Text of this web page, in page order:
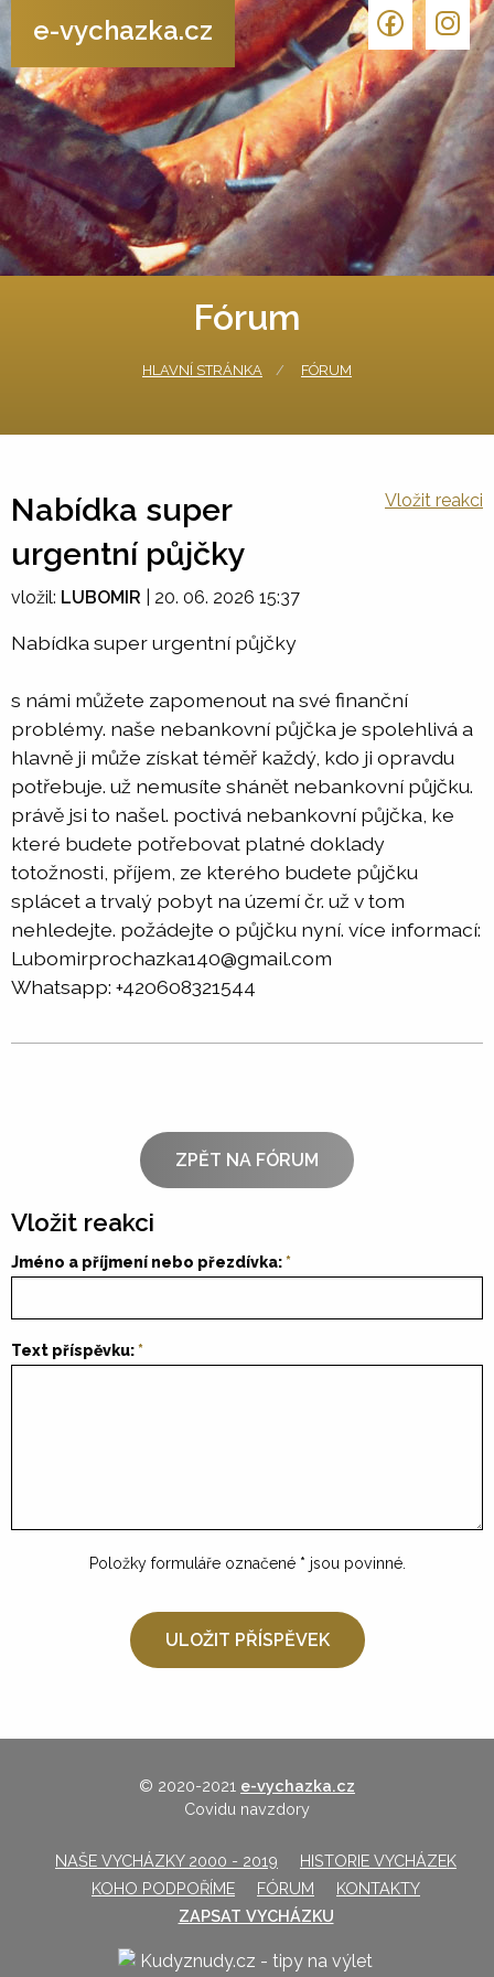
e-vychazka.cz
Fórum
HLAVNÍ STRÁNKA FÓRUM
Nabídka super
urgentní půjčky
Vložit reakci
vložil: LUBOMIR 20. 06. 2026 15:37
Nabídka super urgentní půjčky
s námi můžete zapomenout na své finanční
problémy. naše nebankovní půjčka je spolehlivá a
hlavně ji může získat téměř každý, kdo ji opravdu
potřebuje. už nemusíte shánět nebankovní půjčku.
právě jsi to našel. poctivá nebankovní půjčka, ke
které budete potřebovat platné doklady
totožnosti, příjem, ze kterého budete půjčku
splácet a trvalý pobyt na území čr. už v tom
nehledejte. požádejte o půjčku nyní. více informací:
Lubomirprochazka140@gmail.com
Whatsapp: +420608321544
ZPĚT NA FÓRUM
Vložit reakci
Jméno a příjmení nebo přezdívka:
Text příspěvku:
Položky formuláře označené * jsou povinné.
© 2020-2021 e-vychazka.cz
Covidu navzdory
NAŠE VYCHÁZKY 2000 - 2019
HISTORIE VYCHÁZEK
KOHO PODPOŘÍME
FÓRUM
KONTAKTY
ZAPSAT VYCHÁZKU